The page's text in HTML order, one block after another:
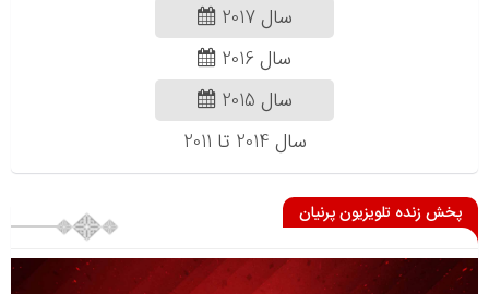
سال 2017
سال 2016
سال 2015
سال 2014 تا 2011
پخش زنده تلویزیون پرنیان